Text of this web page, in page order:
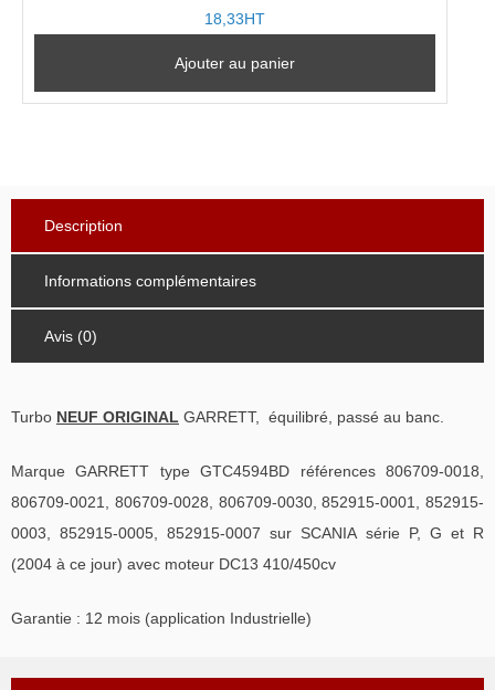
18,33HT
Ajouter au panier
Description
Informations complémentaires
Avis (0)
Turbo NEUF ORIGINAL GARRETT, équilibré, passé au banc.
Marque GARRETT type GTC4594BD références 806709-0018,
806709-0021, 806709-0028, 806709-0030, 852915-0001, 852915-
0003, 852915-0005, 852915-0007 sur SCANIA série P, G et R
(2004 à ce jour) avec moteur DC13 410/450cv
Garantie : 12 mois (application Industrielle)